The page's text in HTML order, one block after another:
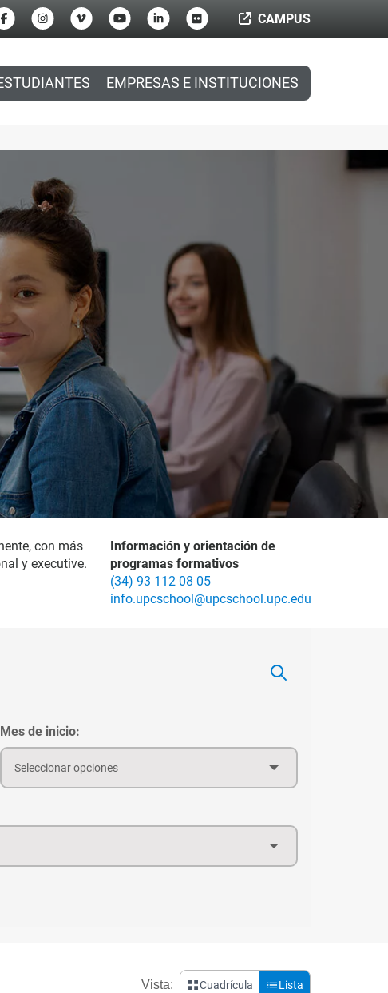
CAMPUS
EMPRESAS E INSTITUCIONES
con más
y executive.
Información y orientación de
programas formativos
(34) 93 112 08 05
info.upcschool@upcschool.upc.edu
Mes de inicio:
Seleccionar opciones
Vista: Cuadrícula Lista